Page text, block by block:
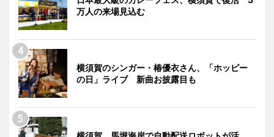
万人の来場見込む
横須賀のシンガー・椿優衣さん、「ホッピー
の日」ライブ 新曲お披露目も